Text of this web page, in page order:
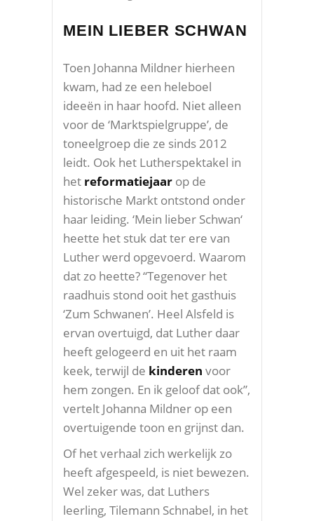
MEIN LIEBER SCHWAN
Toen Johanna Mildner hierheen
kwam, had ze een heleboel
ideeën in haar hoofd. Niet alleen
voor de ‘Marktspielgruppe’, de
toneelgroep die ze sinds 2012
leidt. Ook het Lutherspektakel in
het reformatiejaar op de
historische Markt ontstond onder
haar leiding. ‘Mein lieber Schwan‘
heette het stuk dat ter ere van
Luther werd opgevoerd. Waarom
dat zo heette? “Tegenover het
raadhuis stond ooit het gasthuis
‘Zum Schwanen’. Heel Alsfeld is
ervan overtuigd, dat Luther daar
heeft gelogeerd en uit het raam
keek, terwijl de kinderen voor
hem zongen. En ik geloof dat ook”,
vertelt Johanna Mildner op een
overtuigende toon en grijnst dan.
Of het verhaal zich werkelijk zo
heeft afgespeeld, is niet bewezen.
Wel zeker was, dat Luthers
leerling, Tilemann Schnabel, in het